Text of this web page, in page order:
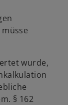
wurde,
§ 162